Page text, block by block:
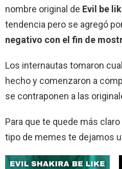
nombre original de Evil be
tendencia pero se agregó
negativo con el fin de
Los internautas tomaron
hecho y comenzaron a
se contraponen a las
Para que te quede más
tipo de memes te dejamos